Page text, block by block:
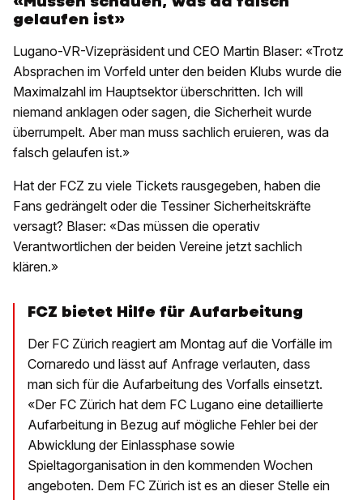
gelaufen ist»
Lugano-VR-Vizepräsident und CEO Martin Blaser: «Trotz
Absprachen im Vorfeld unter den beiden Klubs wurde die
Maximalzahl im Hauptsektor überschritten. Ich will
niemand anklagen oder sagen, die Sicherheit wurde
überrumpelt. Aber man muss sachlich eruieren, was da
falsch gelaufen ist.»
Hat der FCZ zu viele Tickets rausgegeben, haben die
Fans gedrängelt oder die Tessiner Sicherheitskräfte
versagt? Blaser: «Das müssen die operativ
Verantwortlichen der beiden Vereine jetzt sachlich
klären.»
FCZ bietet Hilfe für Aufarbeitung
Der FC Zürich reagiert am Montag auf die Vorfälle im
Cornaredo und lässt auf Anfrage verlauten, dass
man sich für die Aufarbeitung des Vorfalls einsetzt.
«Der FC Zürich hat dem FC Lugano eine detaillierte
Aufarbeitung in Bezug auf mögliche Fehler bei der
Abwicklung der Einlassphase sowie
Spieltagorganisation in den kommenden Wochen
angeboten. Dem FC Zürich ist es an dieser Stelle ein